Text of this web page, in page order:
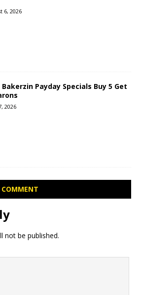
6, 2026
Bakerzin Payday Specials Buy 5 Get
2026
COMMENT
not be published.